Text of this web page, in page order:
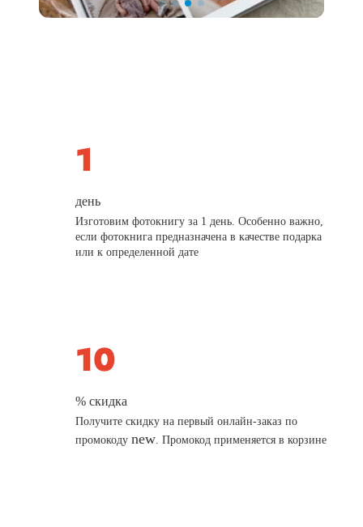
день
Изготовим фотокнигу за 1 день. Особенно важно,
если фотокнига предназначена в качестве подарка
или к определенной дате
% скидка
Получите скидку на первый онлайн-заказ по
промокодуnew. Промокод применяется в корзине